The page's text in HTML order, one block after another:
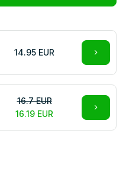
14.95 EUR
16.7 EUR
16.19 EUR